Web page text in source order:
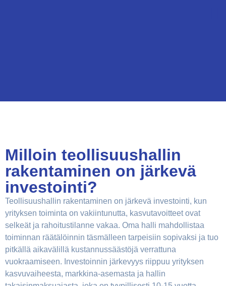
Milloin teollisuushallin
rakentaminen on järkevä
investointi?
Teollisuushallin rakentaminen on järkevä investointi, kun
yrityksen toiminta on vakiintunutta, kasvutavoitteet ovat
selkeät ja rahoitustilanne vakaa. Oma halli mahdollistaa
toiminnan räätälöinnin täsmälleen tarpeisiin sopivaksi ja tuo
pitkällä aikavälillä kustannussäästöjä verrattuna
vuokraamiseen. Investoinnin järkevyys riippuu yrityksen
kasvuvaiheesta, markkina-asemasta ja hallin